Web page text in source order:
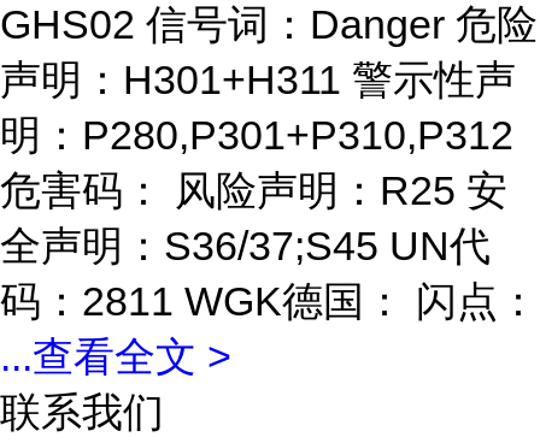
GHS02 信号词：Danger 危险
声明：H301+H311 警示性声
明：P280,P301+P310,P312
危害码： 风险声明：R25 安
全声明：S36/37;S45 UN代
码：2811 WGK德国： 闪点：
...查看全文 >
联系我们